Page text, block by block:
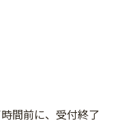
間前に、受付終了